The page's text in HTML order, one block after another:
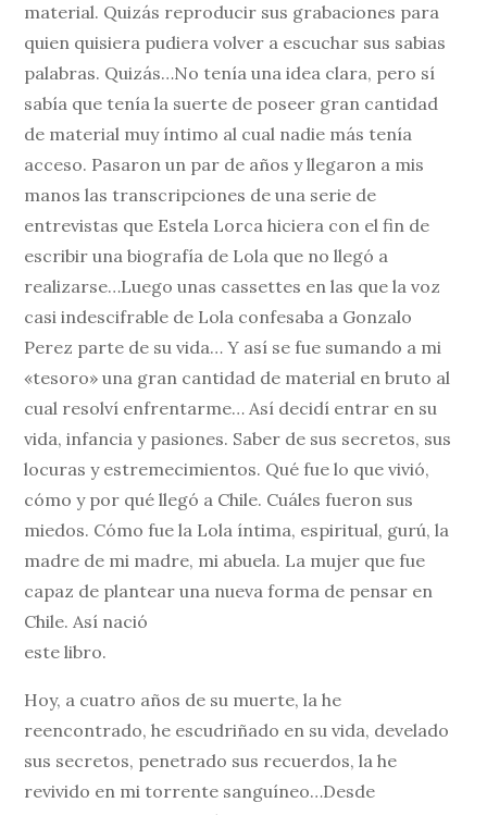
material. Quizás reproducir sus grabaciones para
quien quisiera pudiera volver a escuchar sus sabias
palabras. Quizás…No tenía una idea clara, pero sí
sabía que tenía la suerte de poseer gran cantidad
de material muy íntimo al cual nadie más tenía
acceso. Pasaron un par de años y llegaron a mis
manos las transcripciones de una serie de
entrevistas que Estela Lorca hiciera con el fin de
escribir una biografía de Lola que no llegó a
realizarse…Luego unas cassettes en las que la voz
casi indescifrable de Lola confesaba a Gonzalo
Perez parte de su vida… Y así se fue sumando a mi
«tesoro» una gran cantidad de material en bruto al
cual resolví enfrentarme… Así decidí entrar en su
vida, infancia y pasiones. Saber de sus secretos, sus
locuras y estremecimientos. Qué fue lo que vivió,
cómo y por qué llegó a Chile. Cuáles fueron sus
miedos. Cómo fue la Lola íntima, espiritual, gurú, la
madre de mi madre, mi abuela. La mujer que fue
capaz de plantear una nueva forma de pensar en
Chile. Así nació
este libro.
Hoy, a cuatro años de su muerte, la he
reencontrado, he escudriñado en su vida, develado
sus secretos, penetrado sus recuerdos, la he
revivido en mi torrente sanguíneo…Desde